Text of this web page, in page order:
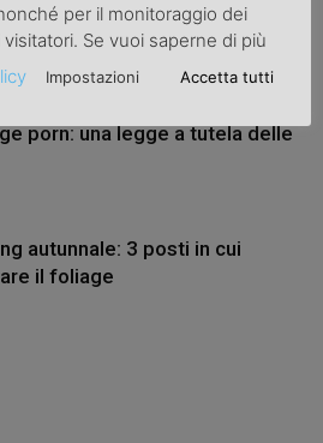
da donna per migliorare
porn: una legge a tutela delle
autunnale: 3 posti in cui
il foliage
per il monitoraggio dei
Se vuoi saperne di più
Impostazioni Accetta tutti